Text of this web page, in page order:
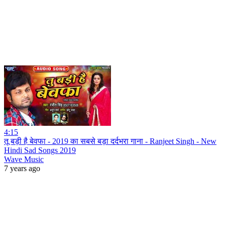
4:15
तू बड़ी है बेवफा - 2019 का सबसे बड़ा दर्दभरा गाना - Ranjeet Singh - New
Hindi Sad Songs 2019
Wave Music
7 years ago